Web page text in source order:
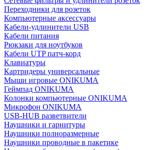
Переходники для розеток
Компьютерные аксессуары
Кабели-удлинители USB
Кабели питания
Рюкзаки для ноутбуков
Кабели UTP патч-корд
Клавиатуры
Картридеры универсальные
Мыши игровые ONIKUMA
Геймпад ONIKUMA
Колонки компьютерные ONIKUMA
Микрофон ONIKUMA
USB-HUB разветвители
Наушники и гарнитуры
Наушники полноразмерные
Наушники проводные в пакетике